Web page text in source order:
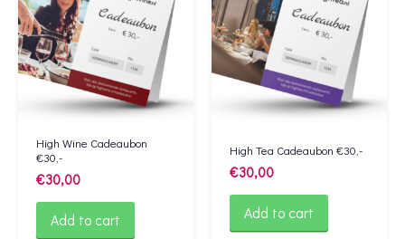
High Wine Cadeaubon
€30,-
€30,00
Add to cart
High Tea Cadeaubon €30,-
€30,00
Add to cart